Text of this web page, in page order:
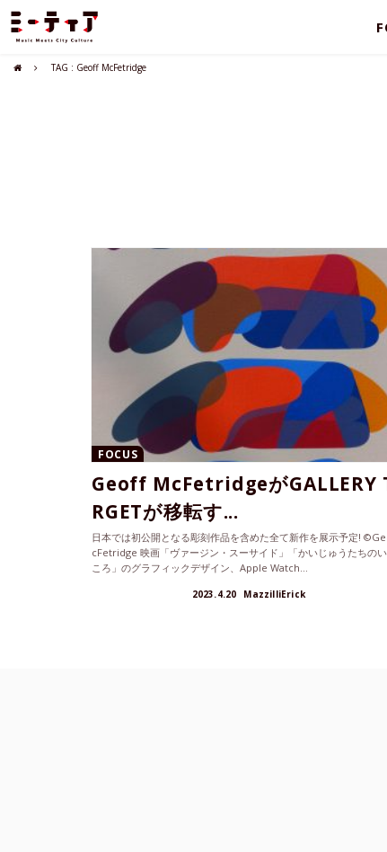
TAG : Geoff McFetridge
FOCUS
Geoff McFetridgeがGALLERY
RGETが移転す...
日本では初公開となる彫刻作品を含めた全て新作を展示予定!
cFetridge 映画「ヴァージン・スーサイド」「かいじゅうたちの
ころ」のグラフィックデザイン、Apple Watch...
2023.4.20 MazzilliErick